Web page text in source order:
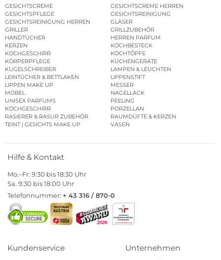
GESICHTSCREME
GESICHTSCREME HERREN
GESICHTSPFLEGE
GESICHTSREINIGUNG
GESICHTSREINIGUNG HERREN
GLÄSER
GRILLER
GRILLZUBEHÖR
HANDTÜCHER
HERREN PARFUM
KERZEN
KOCHBESTECK
KOCHGESCHIRR
KOCHTÖPFE
KÖRPERPFLEGE
KÜCHENGERÄTE
KUGELSCHREIBER
LAMPEN & LEUCHTEN
LEINTÜCHER & BETTLAKEN
LIPPENSTIFT
LIPPEN MAKE UP
MESSER
MÖBEL
NAGELLACK
UNISEX PARFUMS
PEELING
KOCHGESCHIRR
PORZELLAN
RASIERER & RASUR ZUBEHÖR
RAUMDÜFTE & KERZEN
TEINT | GESICHTS MAKE UP
VASEN
Hilfe & Kontakt
Mo.–Fr. 9:30 bis 18:30 Uhr
Sa. 9:30 bis 18:00 Uhr
Telefonnummer: + 43 316 / 870-0
Kundenservice Unternehmen